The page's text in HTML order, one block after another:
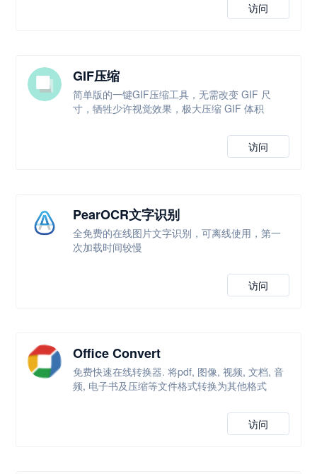
访问
GIF压缩
简单版的一键GIF压缩工具，无需改变 GIF 尺
寸，牺牲少许视觉效果，极大压缩 GIF 体积
访问
PearOCR文字识别
全免费的在线图片文字识别，可离线使用，第一
次加载时间较慢
访问
Office Convert
免费快速在线转换器. 将pdf, 图像, 视频, 文档, 音
频, 电子书及压缩等文件格式转换为其他格式
访问